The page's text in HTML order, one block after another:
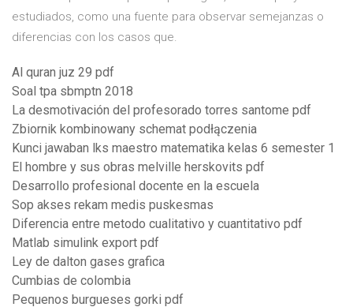
estudiados, como una fuente para observar semejanzas o
diferencias con los casos que.
Al quran juz 29 pdf
Soal tpa sbmptn 2018
La desmotivación del profesorado torres santome pdf
Zbiornik kombinowany schemat podłączenia
Kunci jawaban lks maestro matematika kelas 6 semester 1
El hombre y sus obras melville herskovits pdf
Desarrollo profesional docente en la escuela
Sop akses rekam medis puskesmas
Diferencia entre metodo cualitativo y cuantitativo pdf
Matlab simulink export pdf
Ley de dalton gases grafica
Cumbias de colombia
Pequenos burgueses gorki pdf